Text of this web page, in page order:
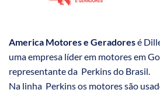
America Motores e Geradoresé
uma empresa líder em motores em
representante da Perkins do Brasil.
Na linha Perkins os motores são